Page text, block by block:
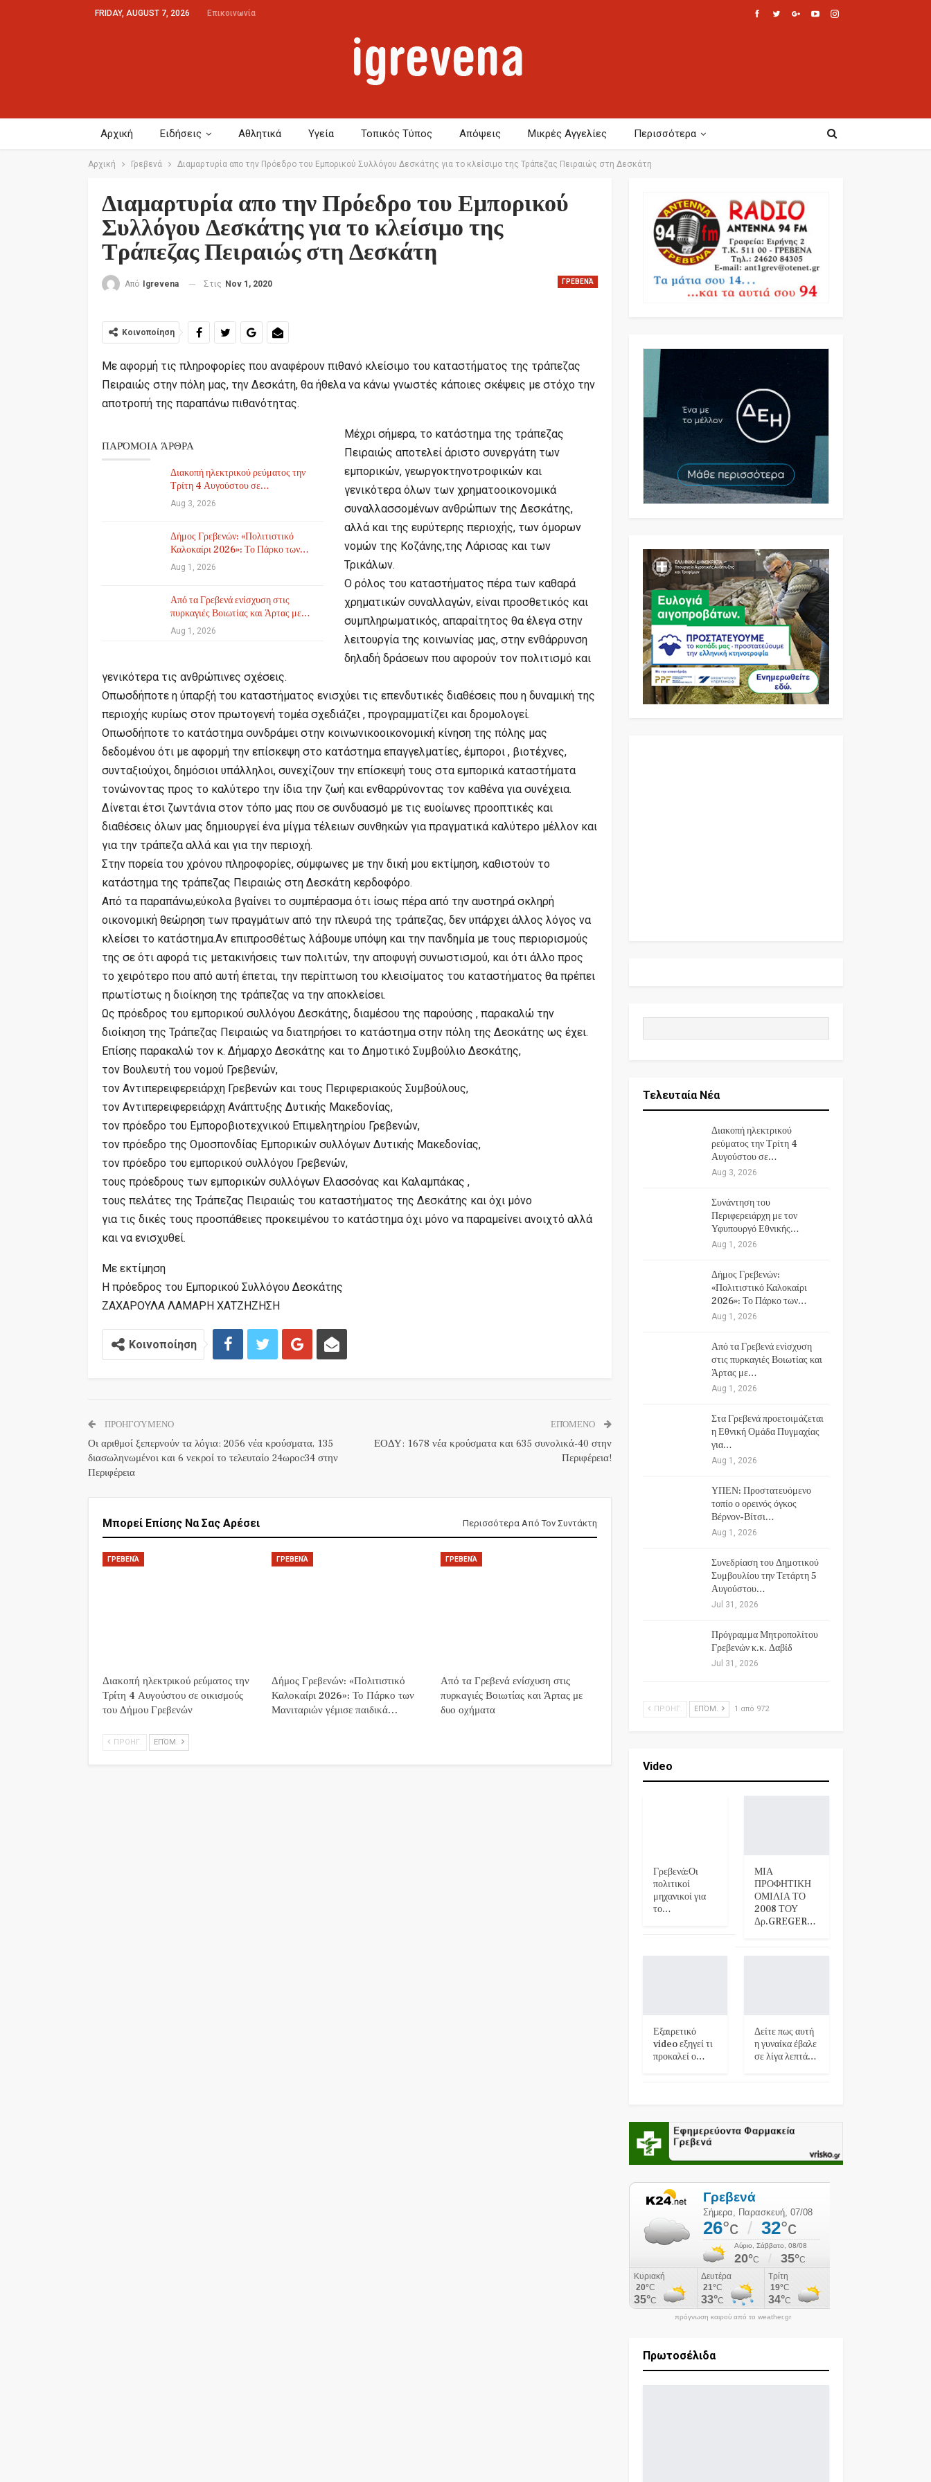
FRIDAY, AUGUST 7, 2026 Επικοινωνία
Αρχική Ειδήσεις Αθλητικά Υγεία Τοπικός Τύπος Απόψεις Μικρές Αγγελίες Περισσότερα
Αρχική Γρεβενά Διαμαρτυρία απο την Πρόεδρο του Εμπορικού Συλλόγου Δεσκάτης για το κλείσιμο της Τράπεζας Πειραιώς στη Δεσκάτη
Διαμαρτυρία απο την Πρόεδρο του Εμπορικού
Συλλόγου Δεσκάτης για το κλείσιμο της
Τράπεζας Πειραιώς στη Δεσκάτη
ΓΡΕΒΕΝΆ
Από Igrevena Στις Nov 1, 2020
Κοινοποίηση
Με αφορμή τις πληροφορίες που αναφέρουν πιθανό κλείσιμο του καταστήματος της τράπεζας
Πειραιώς στην πόλη μας, την Δεσκάτη, θα ήθελα να κάνω γνωστές κάποιες σκέψεις με στόχο την
αποτροπή της παραπάνω πιθανότητας.
ΠΑΡΌΜΟΙΑ ΆΡΘΡΑ
Διακοπή ηλεκτρικού ρεύματος την
Τρίτη 4 Αυγούστου σε…
Aug 3, 2026
Δήμος Γρεβενών: «Πολιτιστικό
Καλοκαίρι 2026»: Το Πάρκο των…
Aug 1, 2026
Από τα Γρεβενά ενίσχυση στις
πυρκαγιές Βοιωτίας και Άρτας με…
Aug 1, 2026
Μέχρι σήμερα, το κατάστημα της τράπεζας
Πειραιώς αποτελεί άριστο συνεργάτη των
εμπορικών, γεωργοκτηνοτροφικών και
γενικότερα όλων των χρηματοοικονομικά
συναλλασσομένων ανθρώπων της Δεσκάτης,
αλλά και της ευρύτερης περιοχής, των όμορων
νομών της Κοζάνης,της Λάρισας και των
Τρικάλων.
Ο ρόλος του καταστήματος πέρα των καθαρά
χρηματικών συναλλαγών, είναι προσθετικός και
συμπληρωματικός, απαραίτητος θα έλεγα στην
λειτουργία της κοινωνίας μας, στην ενθάρρυνση
δηλαδή δράσεων που αφορούν τον πολιτισμό και
γενικότερα τις ανθρώπινες σχέσεις.
Οπωσδήποτε η ύπαρξή του καταστήματος ενισχύει τις επενδυτικές διαθέσεις που η δυναμική της
περιοχής κυρίως στον πρωτογενή τομέα σχεδιάζει , προγραμματίζει και δρομολογεί.
Οπωσδήποτε το κατάστημα συνδράμει στην κοινωνικοοικονομική κίνηση της πόλης μας
δεδομένου ότι με αφορμή την επίσκεψη στο κατάστημα επαγγελματίες, έμποροι , βιοτέχνες,
συνταξιούχοι, δημόσιοι υπάλληλοι, συνεχίζουν την επίσκεψή τους στα εμπορικά καταστήματα
τονώνοντας προς το καλύτερο την ίδια την ζωή και ενθαρρύνοντας τον καθένα για συνέχεια.
Δίνεται έτσι ζωντάνια στον τόπο μας που σε συνδυασμό με τις ευοίωνες προοπτικές και
διαθέσεις όλων μας δημιουργεί ένα μίγμα τέλειων συνθηκών για πραγματικά καλύτερο μέλλον και
για την τράπεζα αλλά και για την περιοχή.
Στην πορεία του χρόνου πληροφορίες, σύμφωνες με την δική μου εκτίμηση, καθιστούν το
κατάστημα της τράπεζας Πειραιώς στη Δεσκάτη κερδοφόρο.
Από τα παραπάνω,εύκολα βγαίνει το συμπέρασμα ότι ίσως πέρα από την αυστηρά σκληρή
οικονομική θεώρηση των πραγμάτων από την πλευρά της τράπεζας, δεν υπάρχει άλλος λόγος να
κλείσει το κατάστημα.Αν επιπροσθέτως λάβουμε υπόψη και την πανδημία με τους περιορισμούς
της σε ότι αφορά τις μετακινήσεις των πολιτών, την αποφυγή συνωστισμού, και ότι άλλο προς
το χειρότερο που από αυτή έπεται, την περίπτωση του κλεισίματος του καταστήματος θα πρέπει
πρωτίστως η διοίκηση της τράπεζας να την αποκλείσει.
Ως πρόεδρος του εμπορικού συλλόγου Δεσκάτης, διαμέσου της παρούσης , παρακαλώ την
διοίκηση της Τράπεζας Πειραιώς να διατηρήσει το κατάστημα στην πόλη της Δεσκάτης ως έχει.
Επίσης παρακαλώ τον κ. Δήμαρχο Δεσκάτης και το Δημοτικό Συμβούλιο Δεσκάτης,
τον Βουλευτή του νομού Γρεβενών,
τον Αντιπερειφερειάρχη Γρεβενών και τους Περιφεριακούς Συμβούλους,
τον Αντιπερειφερειάρχη Ανάπτυξης Δυτικής Μακεδονίας,
τον πρόεδρο του Εμποροβιοτεχνικού Επιμελητηρίου Γρεβενών,
τον πρόεδρο της Ομοσπονδίας Εμπορικών συλλόγων Δυτικής Μακεδονίας,
τον πρόεδρο του εμπορικού συλλόγου Γρεβενών,
τους πρόεδρους των εμπορικών συλλόγων Ελασσόνας και Καλαμπάκας ,
τους πελάτες της Τράπεζας Πειραιώς του καταστήματος της Δεσκάτης και όχι μόνο
για τις δικές τους προσπάθειες προκειμένου το κατάστημα όχι μόνο να παραμείνει ανοιχτό αλλά
και να ενισχυθεί.
Με εκτίμηση
Η πρόεδρος του Εμπορικού Συλλόγου Δεσκάτης
ΖΑΧΑΡΟΥΛΑ ΛΑΜΑΡΗ ΧΑΤΖΗΖΗΣΗ
Κοινοποίηση
ΠΡΟΗΓΟΎΜΕΝΟ
Οι αριθμοί ξεπερνούν τα λόγια: 2056 νέα κρούσματα, 135
διασωληνωμένοι και 6 νεκροί το τελευταίο 24ωροc34 στην
Περιφέρεια
ΕΠΌΜΕΝΟ
ΕΟΔΥ: 1678 νέα κρούσματα και 635 συνολικά-40 στην
Περιφέρεια!
Μπορεί Επίσης Να Σας Αρέσει Περισσότερα Από Τον Συντάκτη
ΓΡΕΒΕΝΆ
Διακοπή ηλεκτρικού ρεύματος την
Τρίτη 4 Αυγούστου σε οικισμούς
του Δήμου Γρεβενών
ΓΡΕΒΕΝΆ
Δήμος Γρεβενών: «Πολιτιστικό
Καλοκαίρι 2026»: Το Πάρκο των
Μανιταριών γέμισε παιδικά…
ΓΡΕΒΕΝΆ
Από τα Γρεβενά ενίσχυση στις
πυρκαγιές Βοιωτίας και Άρτας με
δυο οχήματα
ΠΡΟΗΓ. ΕΠΌΜ.
Τελευταία Νέα
Διακοπή ηλεκτρικού
ρεύματος την Τρίτη 4
Αυγούστου σε…
Aug 3, 2026
Συνάντηση του
Περιφερειάρχη με τον
Υφυπουργό Εθνικής…
Aug 1, 2026
Δήμος Γρεβενών:
«Πολιτιστικό Καλοκαίρι
2026»: Το Πάρκο των…
Aug 1, 2026
Από τα Γρεβενά ενίσχυση
στις πυρκαγιές Βοιωτίας και
Άρτας με…
Aug 1, 2026
Στα Γρεβενά προετοιμάζεται
η Εθνική Ομάδα Πυγμαχίας
για…
Aug 1, 2026
ΥΠΕΝ: Προστατευόμενο
τοπίο ο ορεινός όγκος
Βέρνον-Βίτσι…
Aug 1, 2026
Συνεδρίαση του Δημοτικού
Συμβουλίου την Τετάρτη 5
Αυγούστου…
Jul 31, 2026
Πρόγραμμα Μητροπολίτου
Γρεβενών κ.κ. Δαβίδ
Jul 31, 2026
ΠΡΟΗΓ. ΕΠΌΜ. 1 από 972
Video
Γρεβενά:Οι
πολιτικοί
μηχανικοί για
το…
ΜΙΑ
ΠΡΟΦΗΤΙΚΗ
ΟΜΙΛΙΑ ΤΟ
2008 ΤΟΥ
Δρ.GREGER…
Εξαιρετικό
video εξηγεί τι
προκαλεί ο…
Δείτε πως αυτή
η γυναίκα έβαλε
σε λίγα λεπτά…
πρόγνωση καιρού από το weather.gr
Πρωτοσέλιδα